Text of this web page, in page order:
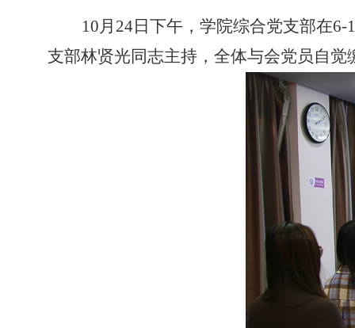
10月 24日下午，学院综合党支部在6-
支部林贤光同志主持，全体与会党员自